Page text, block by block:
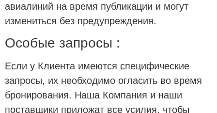
авиалиний на время публикации и могут
измениться без предупреждения.
Особые запросы :
Если у Клиента имеются специфические
запросы, их необходимо огласить во время
бронирования. Наша Компания и наши
поставщики приложат все усилия, чтобы